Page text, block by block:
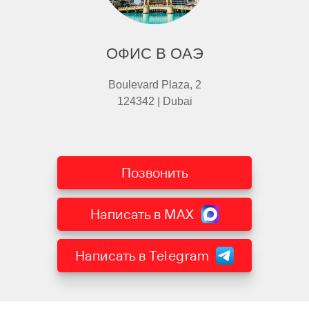
ОФИС В ОАЭ
Boulevard Plaza, 2
124342 | Dubai
Позвонить
Написать в MAX
Написать в Telegram